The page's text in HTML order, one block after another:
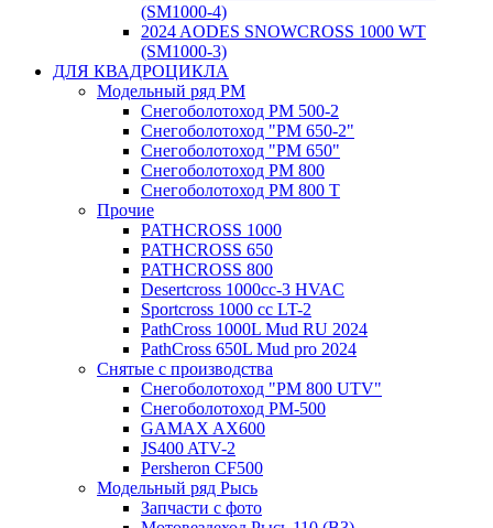
(SM1000-4)
2024 AODES SNOWCROSS 1000 WT
(SM1000-3)
ДЛЯ КВАДРОЦИКЛА
Модельный ряд РМ
Снегоболотоход РМ 500-2
Снегоболотоход "РМ 650-2"
Снегоболотоход "РМ 650"
Снегоболотоход РМ 800
Снегоболотоход РМ 800 Т
Прочие
PATHCROSS 1000
PATHCROSS 650
PATHCROSS 800
Desertcross 1000cc-3 HVAC
Sportcross 1000 cc LT-2
PathCross 1000L Mud RU 2024
PathCross 650L Mud pro 2024
Снятые с производства
Снегоболотоход "РМ 800 UTV"
Снегоболотоход РМ-500
GAMAX AX600
JS400 ATV-2
Persheron CF500
Модельный ряд Рысь
Запчасти с фото